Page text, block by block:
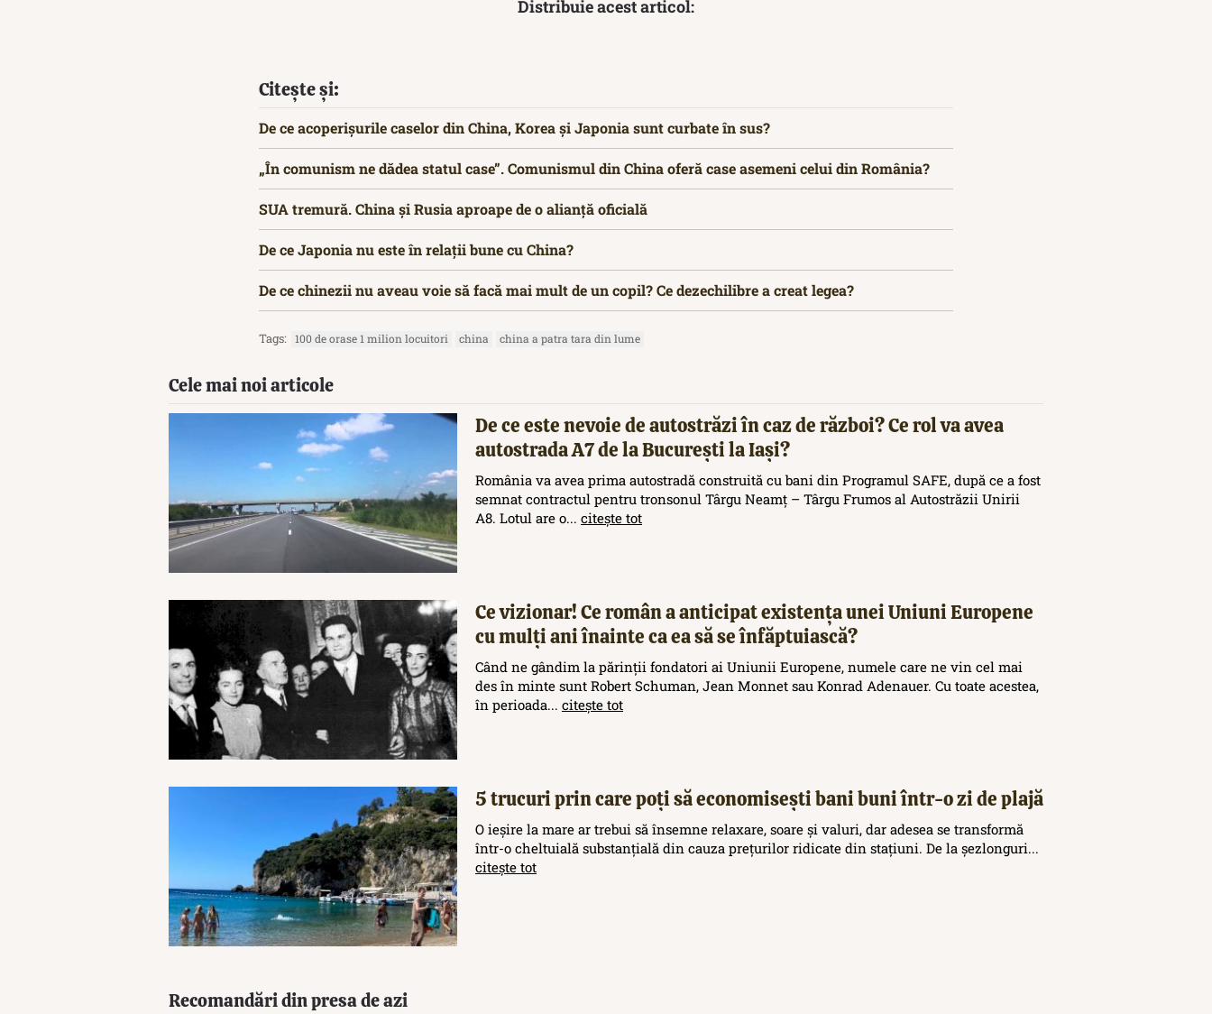
Distribuie acest articol:
Citește și:
De ce acoperișurile caselor din China, Korea și Japonia sunt curbate în sus?
„În comunism ne dădea statul case”. Comunismul din China oferă case asemeni celui din România?
SUA tremură. China și Rusia aproape de o alianță oficială
De ce Japonia nu este în relații bune cu China?
De ce chinezii nu aveau voie să facă mai mult de un copil? Ce dezechilibre a creat legea?
Tags: 100 de orase 1 milion locuitori china china a patra tara din lume
Cele mai noi articole
De ce este nevoie de autostrăzi în caz de război? Ce rol va avea
autostrada A7 de la București la Iași?
România va avea prima autostradă construită cu bani din Programul SAFE, după ce a fost
semnat contractul pentru tronsonul Târgu Neamț – Târgu Frumos al Autostrăzii Unirii
A8. Lotul are o... citește tot
Ce vizionar! Ce român a anticipat existența unei Uniuni Europene
cu mulți ani înainte ca ea să se înfăptuiască?
Când ne gândim la părinții fondatori ai Uniunii Europene, numele care ne vin cel mai
des în minte sunt Robert Schuman, Jean Monnet sau Konrad Adenauer. Cu toate acestea,
în perioada... citește tot
5 trucuri prin care poți să economisești bani buni într-o zi de plajă
O ieșire la mare ar trebui să însemne relaxare, soare și valuri, dar adesea se transformă
într-o cheltuială substanțială din cauza prețurilor ridicate din stațiuni. De la șezlonguri...
citește tot
Recomandări din presa de azi